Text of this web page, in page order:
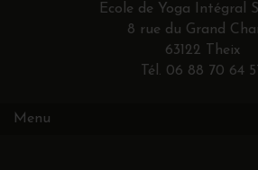
Ecole de Yoga Intégral
8 rue du Grand
63122 Theix
Tél. 06 88 70 64
Menu